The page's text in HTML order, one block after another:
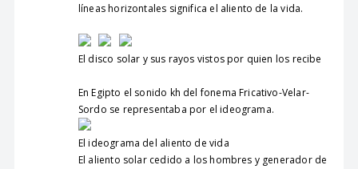
líneas horizontales significa el aliento de la vida.
El disco solar y sus rayos vistos por quien los recibe
En Egipto el sonido kh del fonema Fricativo-Velar-
Sordo se representaba por el ideograma.
El ideograma del aliento de vida
El aliento solar cedido a los hombres y generador de